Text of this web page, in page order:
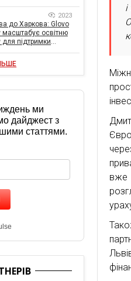
вже
2023
до Харкова: Glovo
освітню
для підтримки
ми
дайджест з
статтями.